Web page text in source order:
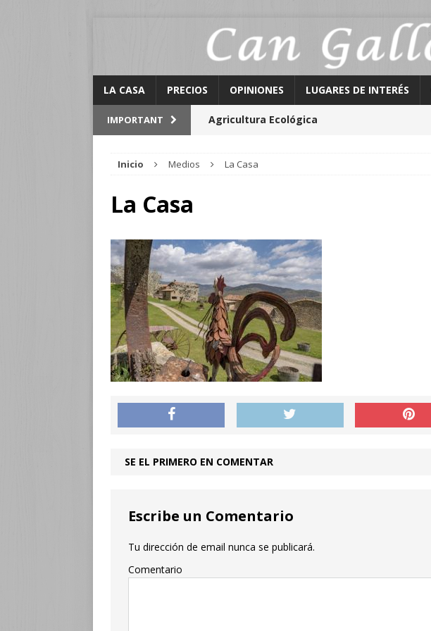
LA CASA PRECIOS OPINIONES LUGARES DE INTERÉS
IMPORTANT Agricultura Ecológica
Inicio Medios La Casa
La Casa
SE EL PRIMERO EN COMENTAR
Escribe un Comentario
Tu dirección de email nunca se publicará.
Comentario